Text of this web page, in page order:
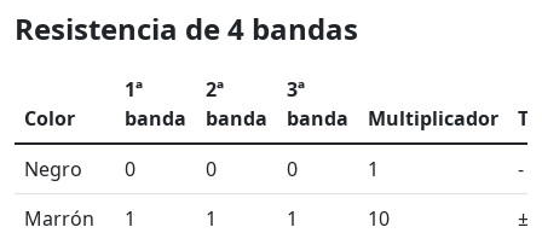
Resistencia de 4 bandas
Color
1ª
banda
2ª
banda
3ª
banda
Multiplicador
Negro
0 0 0 1
-
Marrón
1 1 1 10